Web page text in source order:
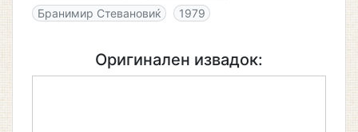
Бранимир Стевановиќ
1979
Оригинален извадок: